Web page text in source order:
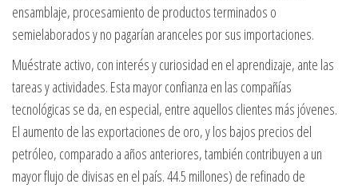
ensamblaje, procesamiento de productos terminados o
semielaborados y no pagarían aranceles por sus importaciones.
Muéstrate activo, con interés y curiosidad en el aprendizaje, ante las
tareas y actividades. Esta mayor confianza en las compañías
tecnológicas se da, en especial, entre aquellos clientes más jóvenes.
El aumento de las exportaciones de oro, y los bajos precios del
petróleo, comparado a años anteriores, también contribuyen a un
mayor flujo de divisas en el país. 44.5 millones) de refinado de